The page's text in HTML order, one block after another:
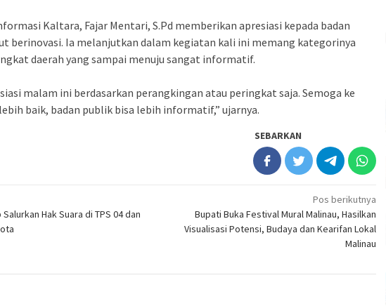
Kaltara, Fajar Mentari, S.Pd memberikan apresiasi kepada badan
berinovasi. Ia melanjutkan dalam kegiatan kali ini memang kategorinya
daerah yang sampai menuju sangat informatif.
malam ini berdasarkan perangkingan atau peringkat saja. Semoga ke
baik, badan publik bisa lebih informatif,” ujarnya.‍
SEBARKAN
Hak Suara di TPS 04 dan
Pos berikutnya
Bupati Buka Festival Mural Malinau, Hasilkan
Visualisasi Potensi, Budaya dan Kearifan Lokal
Malinau‍